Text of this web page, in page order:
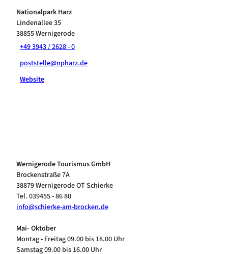
Nationalpark Harz
Lindenallee 35
38855Wernigerode
+49 3943 / 2628 - 0
poststelle@npharz.de
Website
Wernigerode Tourismus GmbH
Brockenstraße 7A
38879 Wernigerode OT Schierke
Tel. 039455 - 86 80
info@schierke-am-brocken.de
Mai- Oktober
Montag - Freitag 09.00 bis 18.00 Uhr
Samstag 09.00 bis 16.00 Uhr